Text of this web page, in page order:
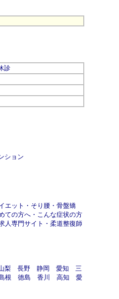
診
ション
エット ・ そり腰 ・ 骨盤矯
ての方へ ・ こんな症状の方
人専門サイト ・ 柔道整復師
梨 長野 静岡 愛知
三
根 徳島 香川 高知
愛